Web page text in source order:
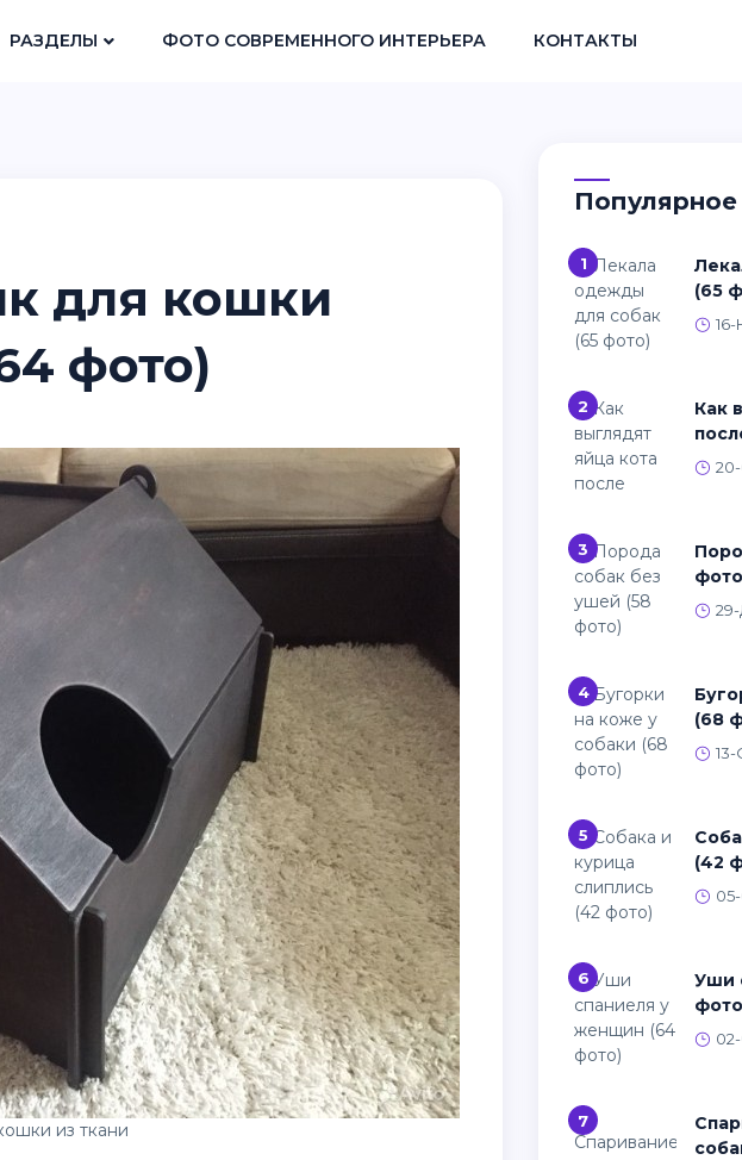
РАЗДЕЛЫ ФОТО СОВРЕМЕННОГО ИНТЕРЬЕРА КОНТАКТЫ
для кошки
фото)
из ткани
Популярное
1
Лекала одежды для собак
(65
2
Как выглядят яйца кота
3
Порода собак без ушей (58
4
Бугорки на коже у собаки
(68
5
Собака и курица слиплись
(42
6
Уши спаниеля у женщин (64
7
Спаривание крупным планом